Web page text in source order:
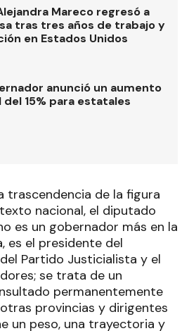
Mareco regresó a
tras tres años de trabajo y
en Estados Unidos
anunció un aumento
del 15% para estatales
trascendencia de la figura
nacional, el diputado
es un gobernador más en la
es el presidente del
Partido Justicialista y el
se trata de un
permanentemente
provincias y dirigentes
un peso, una trayectoria y